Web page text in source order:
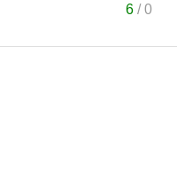
6/0